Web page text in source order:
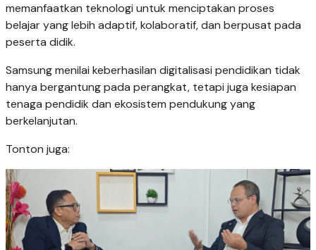
memanfaatkan teknologi untuk menciptakan proses
belajar yang lebih adaptif, kolaboratif, dan berpusat pada
peserta didik.
Samsung menilai keberhasilan digitalisasi pendidikan tidak
hanya bergantung pada perangkat, tetapi juga kesiapan
tenaga pendidik dan ekosistem pendukung yang
berkelanjutan.
Tonton juga: